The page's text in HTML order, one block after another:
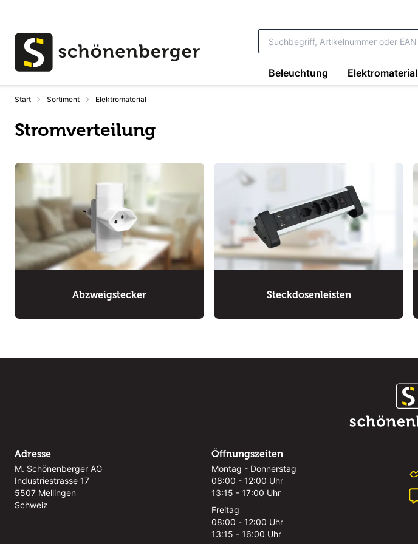
Beleuchtung Elektromaterial
Start Sortiment Elektromaterial
Stromverteilung
Abzweigstecker Steckdosenleisten
Adresse
M. Schönenberger AG
Industriestrasse 17
5507 Mellingen
Schweiz
Öffnungszeiten
Montag - Donnerstag
08:00 - 12:00 Uhr
13:15 - 17:00 Uhr
Freitag
08:00 - 12:00 Uhr
13:15 - 16:00 Uhr